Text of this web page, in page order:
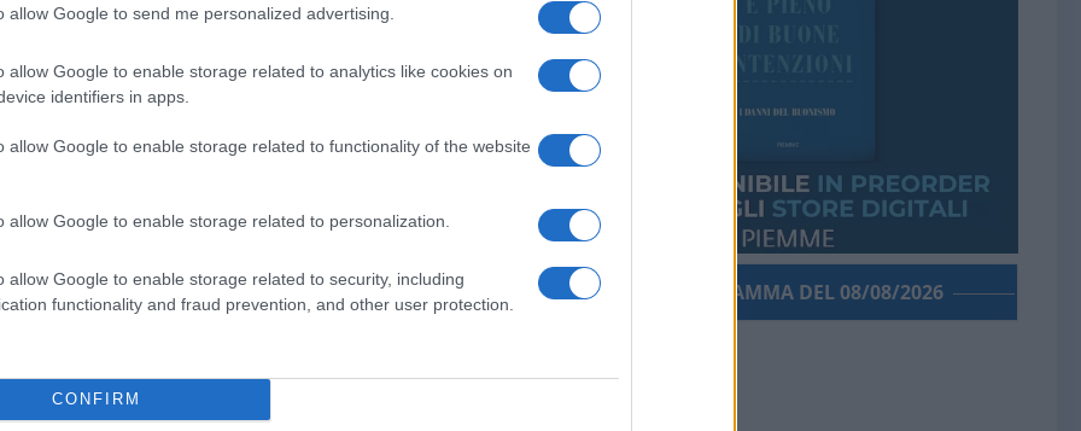
allow Google to send me personalized advertising.
allow Google to enable storage related to analytics like cookies on
identifiers in apps.
allow Google to enable storage related to functionality of the website
allow Google to enable storage related to personalization.
allow Google to enable storage related to security, including
functionality and fraud prevention, and other user protection.
CONFIRM
scrivendo di Leo Longanesi.
con felice rumore a Napoli, insieme
scomparso nel 2013. Paglia, autore nel
la violenza della camorra, fu per
la compagna di Paglia fu ammazzata,
Con tale formazione,ha
ragionevolezza ed equilibrio. E, nei
le mostre che gli ho proposto.
la nomina che oggi lo premia. Ne
PORROGRAMMA DEL 08/08/2026